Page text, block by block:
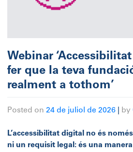
Webinar
fer que la teva
realment a tothom’
Posted on 24 de juliol de 2026 by
L’accessibilitat digital no és
ni un requisit legal: és una